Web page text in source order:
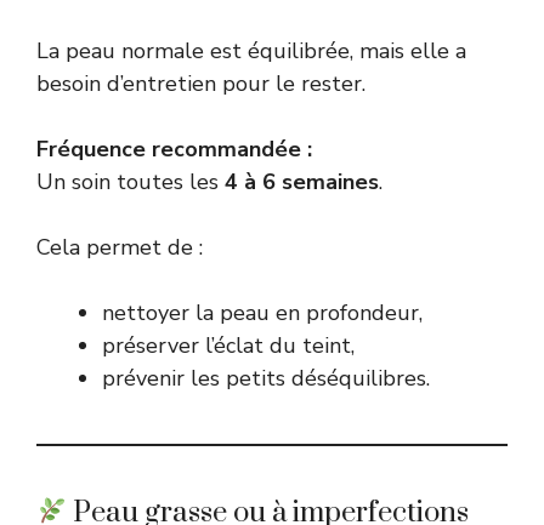
La peau normale est équilibrée, mais elle a
besoin d’entretien pour le rester.
Fréquence recommandée :
Un soin toutes les 4 à 6 semaines.
Cela permet de :
nettoyer la peau en profondeur,
préserver l’éclat du teint,
prévenir les petits déséquilibres.
Peau grasse ou à imperfections